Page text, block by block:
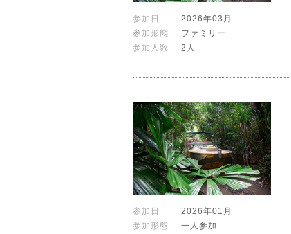
参加日
2026年03月
参加形態
ファミリー
参加人数
2人
参加日
2026年01月
参加形態
一人参加